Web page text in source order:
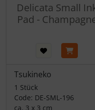
Delicata Small
Pad -
Tsukineko
1 Stück
Code: DE-SML-196
ca. 3 x 3 cm